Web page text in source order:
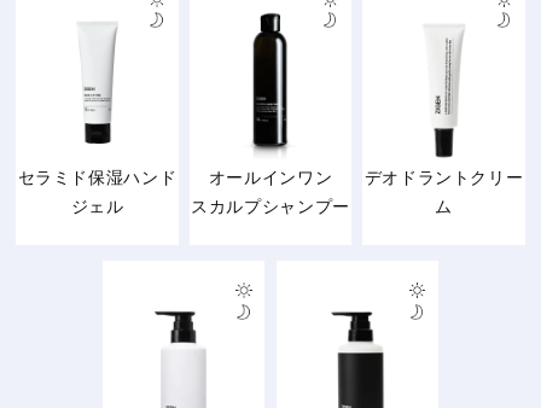
セラミド保湿ハンド
ジェル
オールインワン
スカルプシャンプー
デオドラントクリー
ム